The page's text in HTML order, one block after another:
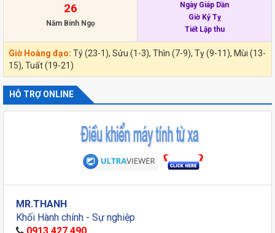
26
Năm Bính Ngọ
Ngày Giáp Dần
Giờ Kỷ Tỵ
Tiết Lập thu
Giờ Hoàng đạo: Tý (23-1), Sửu (1-3), Thìn (7-9), Tỵ (9-11), Mùi (13-
15), Tuất (19-21)
HỖ TRỢ ONLINE
MR.THANH
Khối Hành chính - Sự nghiệp